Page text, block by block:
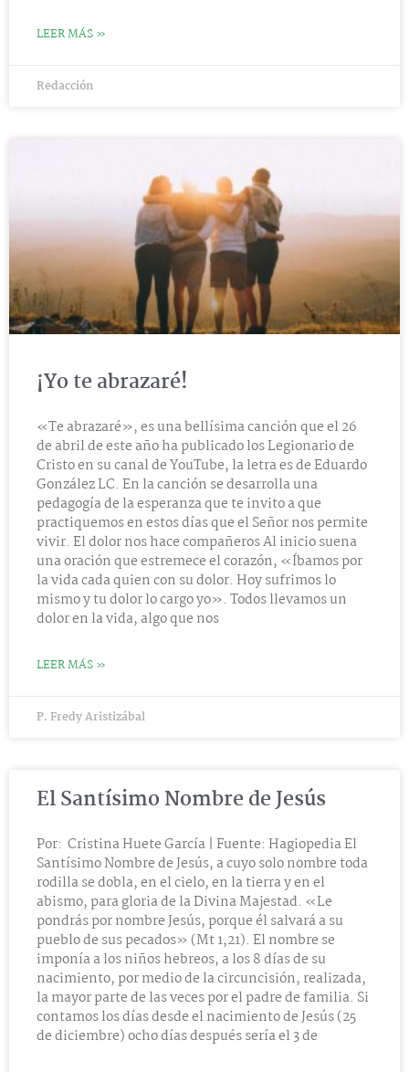
LEER MÁS »
Redacción
¡Yo te abrazaré!
«Te abrazaré», es una bellísima canción que el 26
de abril de este año ha publicado los Legionario de
Cristo en su canal de YouTube, la letra es de Eduardo
González LC. En la canción se desarrolla una
pedagogía de la esperanza que te invito a que
practiquemos en estos días que el Señor nos permite
vivir. El dolor nos hace compañeros Al inicio suena
una oración que estremece el corazón, «Íbamos por
la vida cada quien con su dolor. Hoy sufrimos lo
mismo y tu dolor lo cargo yo». Todos llevamos un
dolor en la vida, algo que nos
LEER MÁS »
P. Fredy Aristizábal
El Santísimo Nombre de Jesús
Por: Cristina Huete García | Fuente: Hagiopedia El
Santísimo Nombre de Jesús, a cuyo solo nombre toda
rodilla se dobla, en el cielo, en la tierra y en el
abismo, para gloria de la Divina Majestad. «Le
pondrás por nombre Jesús, porque él salvará a su
pueblo de sus pecados» (Mt 1,21). El nombre se
imponía a los niños hebreos, a los 8 días de su
nacimiento, por medio de la circuncisión, realizada,
la mayor parte de las veces por el padre de familia. Si
contamos los días desde el nacimiento de Jesús (25
de diciembre) ocho días después sería el 3 de